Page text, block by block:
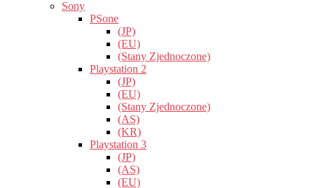
Sony
PSone
(JP)
(EU)
(Stany Zjednoczone)
Playstation 2
(JP)
(EU)
(Stany Zjednoczone)
(AS)
(KR)
Playstation 3
(JP)
(AS)
(EU)